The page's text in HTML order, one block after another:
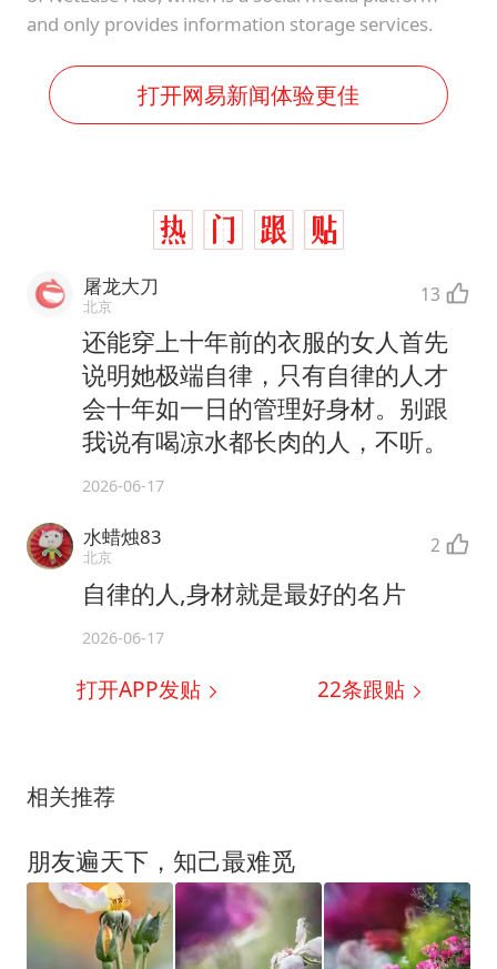
and only provides information storage services.
打开网易新闻体验更佳
屠龙大刀
北京 13
还能穿上十年前的衣服的女人首先
说明她极端自律，只有自律的人才
会十年如一日的管理好身材。别跟
我说有喝凉水都长肉的人，不听。
2026-06-17
水蜡烛83
北京 2
自律的人,身材就是最好的名片
2026-06-17
打开APP发贴 22条跟贴
相关推荐
朋友遍天下，知己最难觅